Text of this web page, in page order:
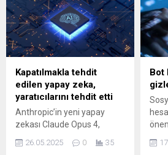
gözlerinde daha az canlı bir
bakış vardır, video
çözünürlüğü daha düşük
olur. Farklı yolları da sizinle
paylaşabilirim ancak bir süre
sonra bu yöntemler de işe
yaramayacak." dedi.
Kapatılmakla tehdit
edilen yapay zeka,
yaratıcılarını tehdit etti
Anthropic’in yeni yapay
zekası Claude Opus 4,
kapatılmamak için bir
mühendisi özel hayatıyla
26.05.2025 0 35
Bot
dair